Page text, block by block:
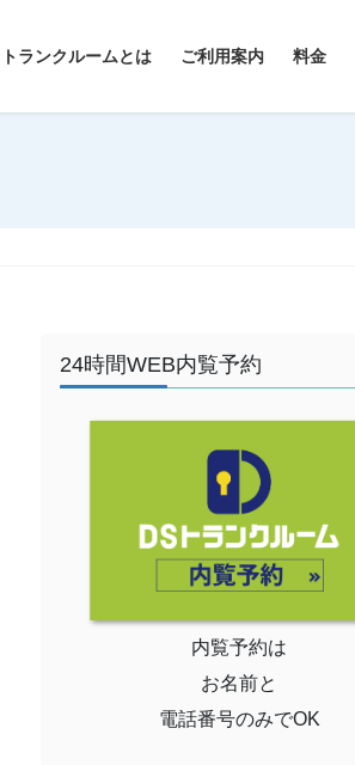
トランクルームとは ご利用案内 料金
24時間WEB内覧予約
内覧予約は
お名前と
電話番号のみでOK